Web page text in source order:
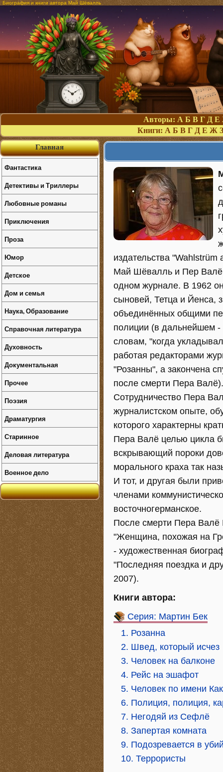
Биография и книги автора Май Шёвалль
Авторы: А Б В Г Д Е
Книги: А Б В Г Д Е Ж З
издательства
Май Шёвалль и Пер Валё
одном журнале. В 1962
сыновей, Тетца и Йенса,
объединённых общими
полиции (в дальнейшем
словам, "когда
работая редакторами
"Розанны", а закончена
после смерти Пера Валё).
Сотрудничество Пера
журналистском опыте,
которого характерны
Пера Валё целью цикла
вскрывающий пороки
морального краха так
И тот, и другая были
членами
восточногерманское.
После смерти Пера Валё
"Женщина, похожая на
- художественная
"Последняя поездка и
2007).
Книги автора:
Серия: Мартин Бек
1. Розанна
2. Швед, который исчез
3. Человек на балконе
4. Рейс на эшафот
5. Человек по имени
6. Полиция, полиция,
7. Негодяй из Сефлё
8. Запертая комната
9. Подозревается в
10. Террористы
Главная
Фантастика
Детективы и Триллеры
Любовные романы
Приключения
Проза
Юмор
Детское
Дом и семья
Наука, Образование
Справочная литература
Духовность
Документальная
Прочее
Поэзия
Драматургия
Старинное
Деловая литература
Военное дело